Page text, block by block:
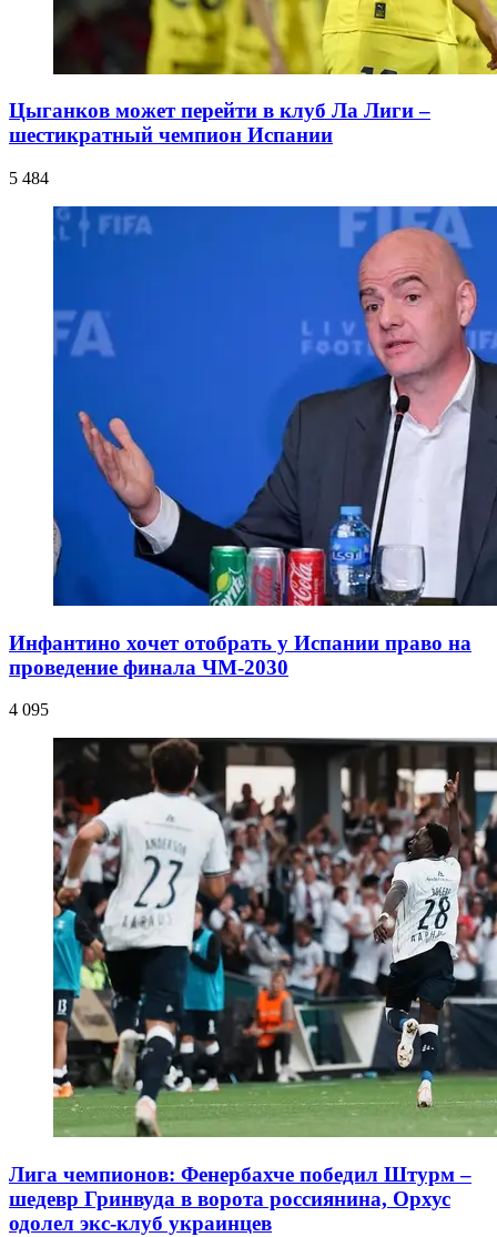
Цыганков может перейти в клуб Ла Лиги –
шестикратный чемпион Испании
5 484
Инфантино хочет отобрать у Испании право на
проведение финала ЧМ-2030
4 095
Лига чемпионов: Фенербахче победил Штурм –
шедевр Гринвуда в ворота россиянина, Орхус
одолел экс-клуб украинцев